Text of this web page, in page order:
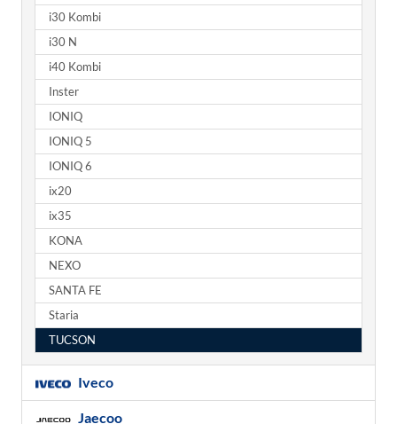
i30 Kombi
i30 N
i40 Kombi
Inster
IONIQ
IONIQ 5
IONIQ 6
ix20
ix35
KONA
NEXO
SANTA FE
Staria
TUCSON
Iveco
Jaecoo